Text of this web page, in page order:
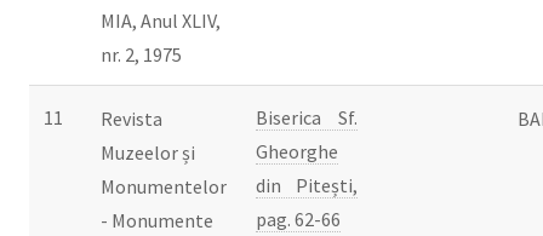
MIA, Anul XLIV,
nr. 2, 1975
11
Revista
Muzeelor și
Monumentelor
- Monumente
Biserica Sf.
Gheorghe
din Pitești,
pag. 62-66